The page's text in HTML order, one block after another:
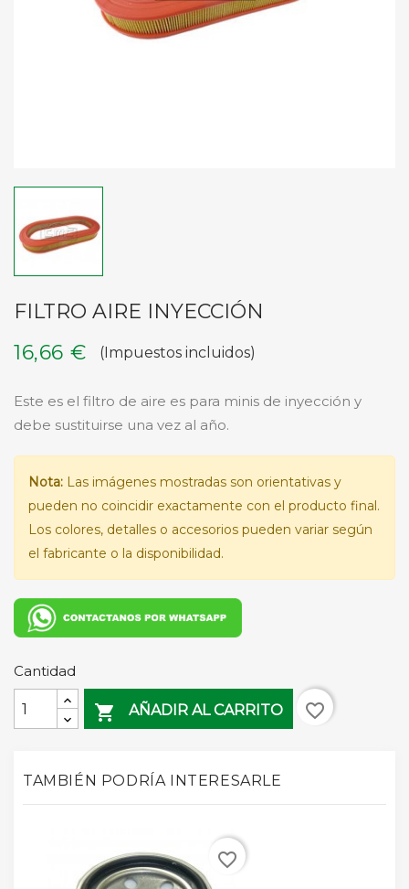
FILTRO AIRE INYECCIÓN
16,66 €
(Impuestos incluidos)
Este es el filtro de aire es para minis de inyección y
debe sustituirse una vez al año.
Nota: Las imágenes mostradas son orientativas y
pueden no coincidir exactamente con el producto final.
Los colores, detalles o accesorios pueden variar según
el fabricante o la disponibilidad.
Cantidad
 AÑADIR AL CARRITO favorite_border
TAMBIÉN PODRÍA INTERESARLE
favorite_border